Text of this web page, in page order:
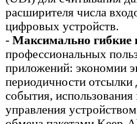
расширителя числа
цифровых устройств.
- Максимально гибкие
профессиональных
приложений: экономии
периодичности
события,
управления